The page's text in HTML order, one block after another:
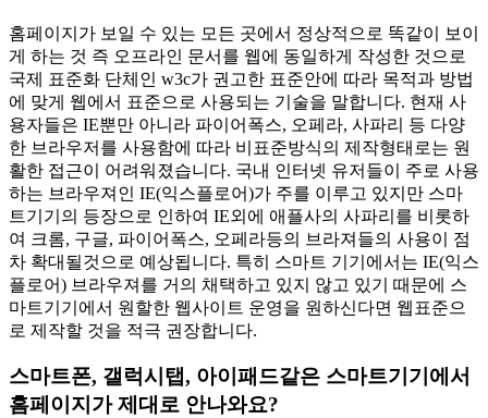
홈페이지가 보일 수 있는 모든 곳에서 정상적으로 똑같이 보이
게 하는 것 즉 오프라인 문서를 웹에 동일하게 작성한 것으로
국제 표준화 단체인 w3c가 권고한 표준안에 따라 목적과 방법
에 맞게 웹에서 표준으로 사용되는 기술을 말합니다. 현재 사
용자들은 IE뿐만 아니라 파이어폭스, 오페라, 사파리 등 다양
한 브라우저를 사용함에 따라 비표준방식의 제작형태로는 원
활한 접근이 어려워졌습니다. 국내 인터넷 유저들이 주로 사용
하는 브라우져인 IE(익스플로어)가 주를 이루고 있지만 스마
트기기의 등장으로 인하여 IE외에 애플사의 사파리를 비롯하
여 크롬, 구글, 파이어폭스, 오페라등의 브라져들의 사용이 점
차 확대될것으로 예상됩니다. 특히 스마트 기기에서는 IE(익스
플로어) 브라우져를 거의 채택하고 있지 않고 있기 때문에 스
마트기기에서 원할한 웹사이트 운영을 원하신다면 웹표준으
로 제작할 것을 적극 권장합니다.
스마트폰, 갤럭시탭, 아이패드같은 스마트기기에서
홈페이지가 제대로 안나와요?